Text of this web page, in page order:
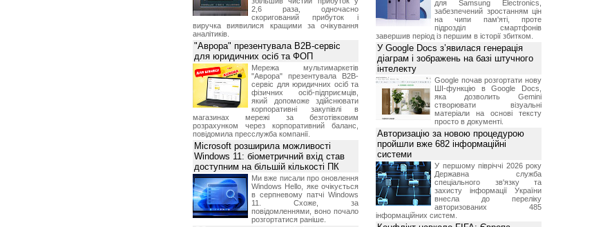
2,6 раза, одночасно
скоригований прибуток і
виручка виявилися кращими за очікування
аналітиків.
"Аврора" презентувала B2B-сервіс
для юридичних осіб та ФОП
Мережа мультимаркетів
"Аврора" презентувала B2B-
сервіс для юридичних осіб та
фізичних осіб-підприємців,
який допоможе здійснювати
корпоративні закупівлі в
магазинах мережі за безготівковим
розрахунком через корпоративний баланс,
повідомила пресслужба компанії.
Microsoft розширила можливості
Windows 11: біометричний вхід став
доступним на більшій кількості ПК
Ми вже писали про оновлення
Windows Hello, яке очікується
в серпневому патчі Windows
11. Схоже, за
повідомленнями, воно почало
розгортатися раніше.
для Samsung Electronics,
забезпечений зростанням цін
на чипи пам'яті, проте
підрозділ смартфонів
завершив період із першим в історії збитком.
У Google Docs з’явилася генерація
діаграм і зображень на базі штучного
інтелекту
Google почав розгортати нову
ШІ-функцію в Google Docs,
яка дозволить Gemini
створювати візуальні
матеріали на основі тексту
просто в документі.
Авторизацію за новою процедурою
пройшли вже 682 інформаційні
системи
У першому півріччі 2026 року
Державна служба
спеціального зв'язку та
захисту інформації України
внесла до переліку
авторизованих 485
інформаційних систем.